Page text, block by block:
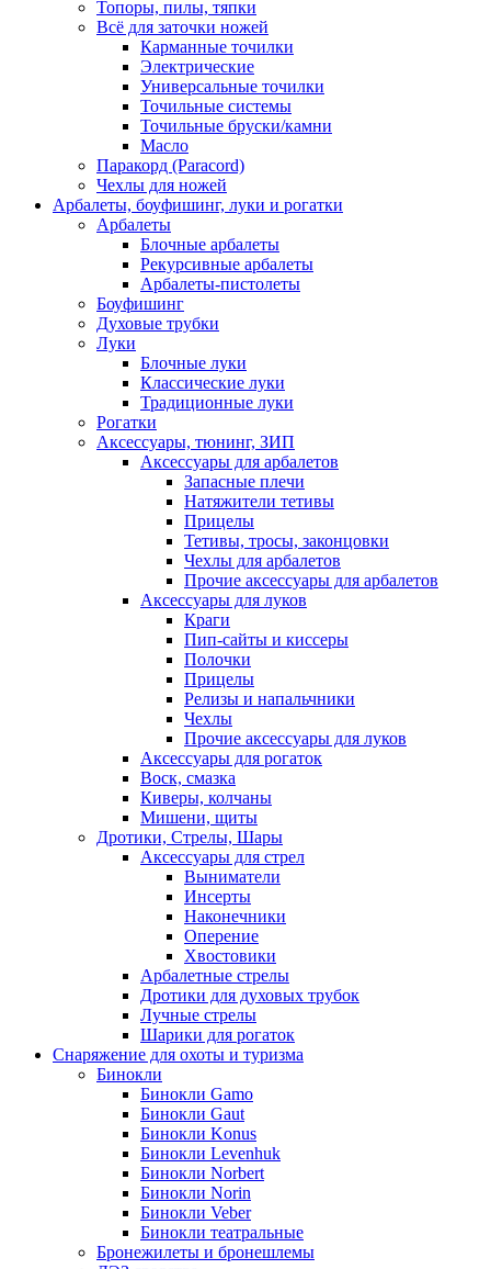
Топоры, пилы, тяпки
Всё для заточки ножей
Карманные точилки
Электрические
Универсальные точилки
Точильные системы
Точильные бруски/камни
Масло
Паракорд (Paracord)
Чехлы для ножей
Арбалеты, боуфишинг, луки и рогатки
Арбалеты
Блочные арбалеты
Рекурсивные арбалеты
Арбалеты-пистолеты
Боуфишинг
Духовые трубки
Луки
Блочные луки
Классические луки
Традиционные луки
Рогатки
Аксессуары, тюнинг, ЗИП
Аксессуары для арбалетов
Запасные плечи
Натяжители тетивы
Прицелы
Тетивы, тросы, законцовки
Чехлы для арбалетов
Прочие аксессуары для арбалетов
Аксессуары для луков
Краги
Пип-сайты и киссеры
Полочки
Прицелы
Релизы и напальчники
Чехлы
Прочие аксессуары для луков
Аксессуары для рогаток
Воск, смазка
Киверы, колчаны
Мишени, щиты
Дротики, Стрелы, Шары
Аксессуары для стрел
Выниматели
Инсерты
Наконечники
Оперение
Хвостовики
Арбалетные стрелы
Дротики для духовых трубок
Лучные стрелы
Шарики для рогаток
Снаряжение для охоты и туризма
Бинокли
Бинокли Gamo
Бинокли Gaut
Бинокли Konus
Бинокли Levenhuk
Бинокли Norbert
Бинокли Norin
Бинокли Veber
Бинокли театральные
Бронежилеты и бронешлемы